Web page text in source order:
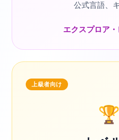
公式言語、
エクスプロア
上級者向け
🏆